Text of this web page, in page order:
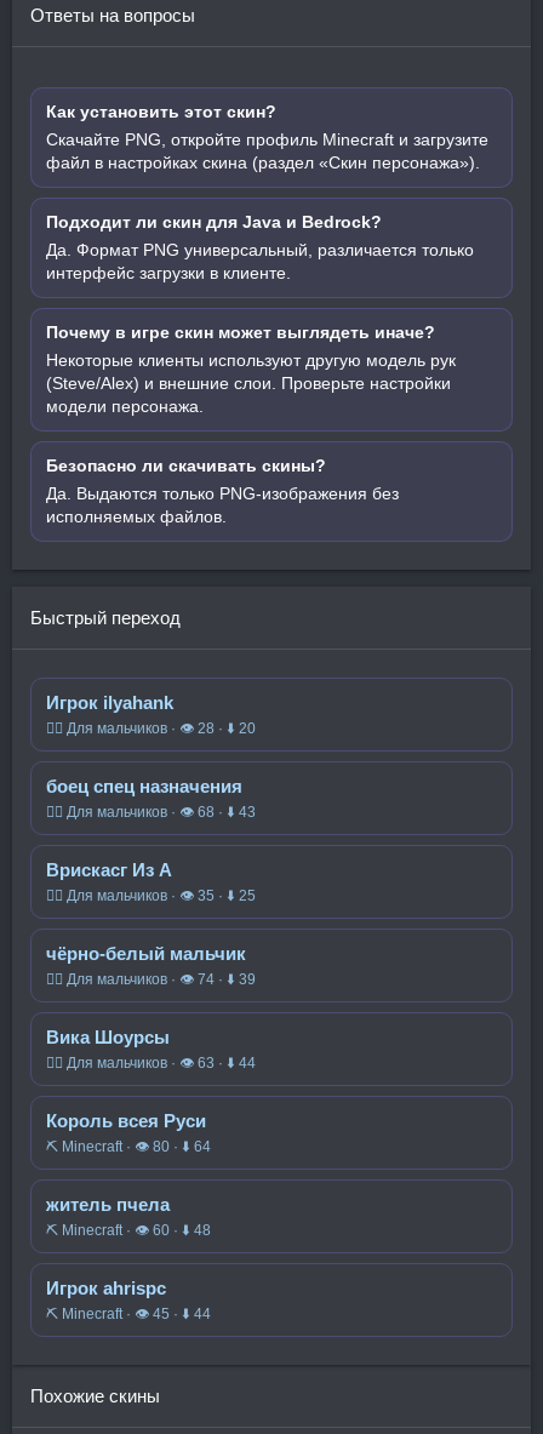
Ответы на вопросы
Как установить этот скин?
Скачайте PNG, откройте профиль Minecraft и загрузите
файл в настройках скина (раздел «Скин персонажа»).
Подходит ли скин для Java и Bedrock?
Да. Формат PNG универсальный, различается только
интерфейс загрузки в клиенте.
Почему в игре скин может выглядеть иначе?
Некоторые клиенты используют другую модель рук
(Steve/Alex) и внешние слои. Проверьте настройки
модели персонажа.
Безопасно ли скачивать скины?
Да. Выдаются только PNG-изображения без
исполняемых файлов.
Быстрый переход
Игрок ilyahank
🧍‍♂️ Для мальчиков · 👁 28 · ⬇ 20
боец спец назначения
🧍‍♂️ Для мальчиков · 👁 68 · ⬇ 43
Врискасг Из А
🧍‍♂️ Для мальчиков · 👁 35 · ⬇ 25
чёрно-белый мальчик
🧍‍♂️ Для мальчиков · 👁 74 · ⬇ 39
Вика Шоурсы
🧍‍♂️ Для мальчиков · 👁 63 · ⬇ 44
Король всея Руси
⛏️ Minecraft · 👁 80 · ⬇ 64
житель пчела
⛏️ Minecraft · 👁 60 · ⬇ 48
Игрок ahrispc
⛏️ Minecraft · 👁 45 · ⬇ 44
Похожие скины